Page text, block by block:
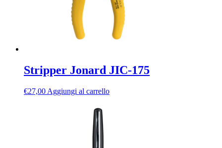
Stripper Jonard JIC-175
€27,00 Aggiungi al carrello